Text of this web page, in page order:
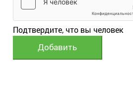
Подтвердите, что вы человек